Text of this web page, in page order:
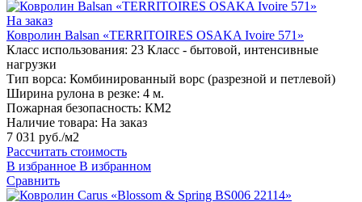
На заказ
Ковролин Balsan «TERRITOIRES OSAKA Ivoire 571»
Класс использования: 23 Класс - бытовой, интенсивные
нагрузки
Тип ворса: Комбинированный ворс (разрезной и петлевой)
Ширина рулона в резке: 4 м.
Пожарная безопасность: КМ2
Наличие товара: На заказ
7 031 руб./м2
Рассчитать стоимость
В избранное В избранном
Сравнить